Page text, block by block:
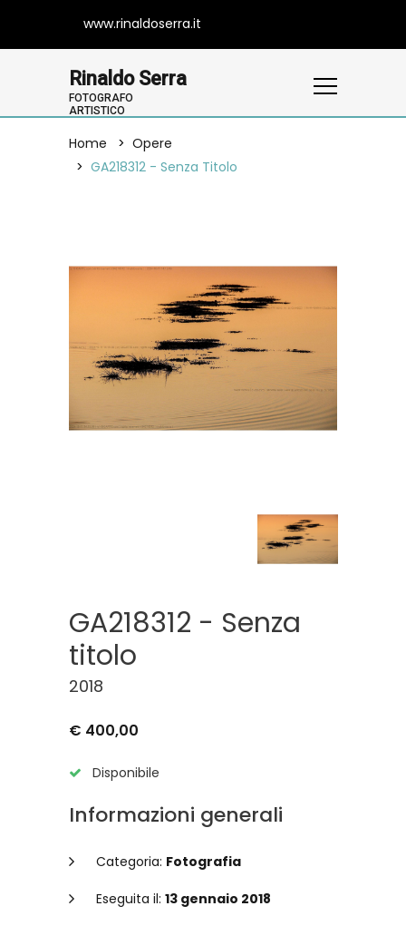
www.rinaldoserra.it
Rinaldo Serra
FOTOGRAFO
ARTISTICO
Home
Opere
GA218312 - Senza Titolo
GA218312 - Senza
titolo
2018
€ 400,00
Disponibile
Informazioni generali
Categoria: Fotografia
Eseguita il: 13 gennaio 2018